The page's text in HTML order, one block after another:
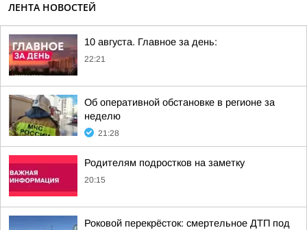
ЛЕНТА НОВОСТЕЙ
10 августа. Главное за день:
22:21
Об оперативной обстановке в регионе за
неделю
21:28
Родителям подростков на заметку
20:15
Роковой перекрёсток: смертельное ДТП под